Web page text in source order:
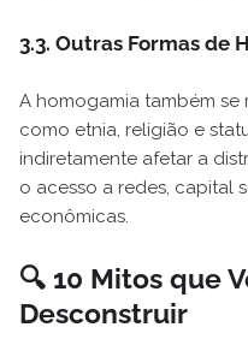
3.3. Outras Formas de
A homogamia também se
como etnia, religião e
indiretamente afetar a
o acesso a redes, capital
econômicas.
🔍 10 Mitos que
Desconstruir